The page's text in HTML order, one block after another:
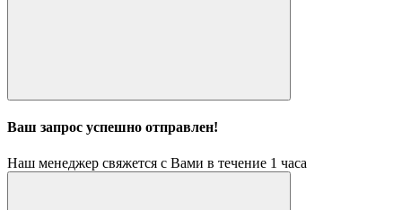
Ваш запрос успешно отправлен!
Наш менеджер свяжется с Вами в течение 1 часа